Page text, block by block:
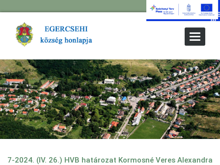
Toggle
7-2024. (IV. 26.) HVB határozat Kormosné Veres Alexandra